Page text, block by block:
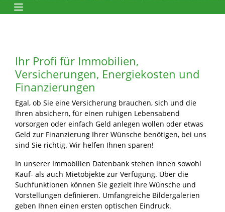
Toggle navigation
Ihr Profi für Immobilien,
Versicherungen, Energiekosten und
Finanzierungen
Egal, ob Sie eine Versicherung brauchen, sich und die
Ihren absichern, für einen ruhigen Lebensabend
vorsorgen oder einfach Geld anlegen wollen oder etwas
Geld zur Finanzierung Ihrer Wünsche benötigen, bei uns
sind Sie richtig. Wir helfen Ihnen sparen!
In unserer Immobilien Datenbank stehen Ihnen sowohl
Kauf- als auch Mietobjekte zur Verfügung. Über die
Suchfunktionen können Sie gezielt Ihre Wünsche und
Vorstellungen definieren. Umfangreiche Bildergalerien
geben Ihnen einen ersten optischen Eindruck.